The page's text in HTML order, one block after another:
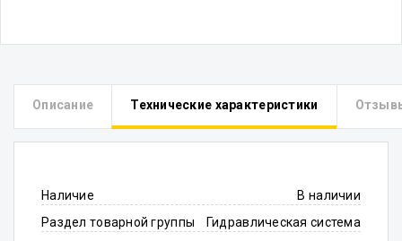
Описание Технические характеристики
Наличие
В наличии
Раздел товарной группы
Гидравлическая система